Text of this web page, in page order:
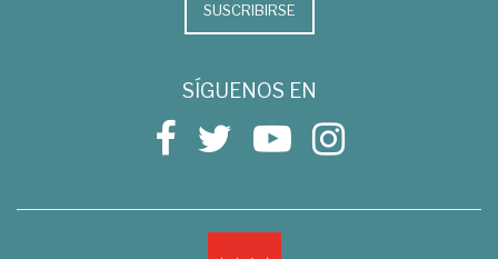
SUSCRIBIRSE
SÍGUENOS EN